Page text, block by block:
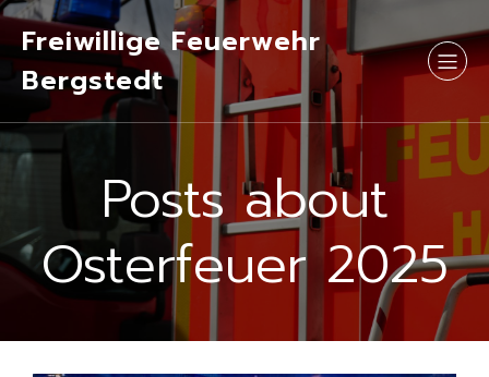
Freiwillige Feuerwehr
Bergstedt
Posts about
Osterfeuer 2025